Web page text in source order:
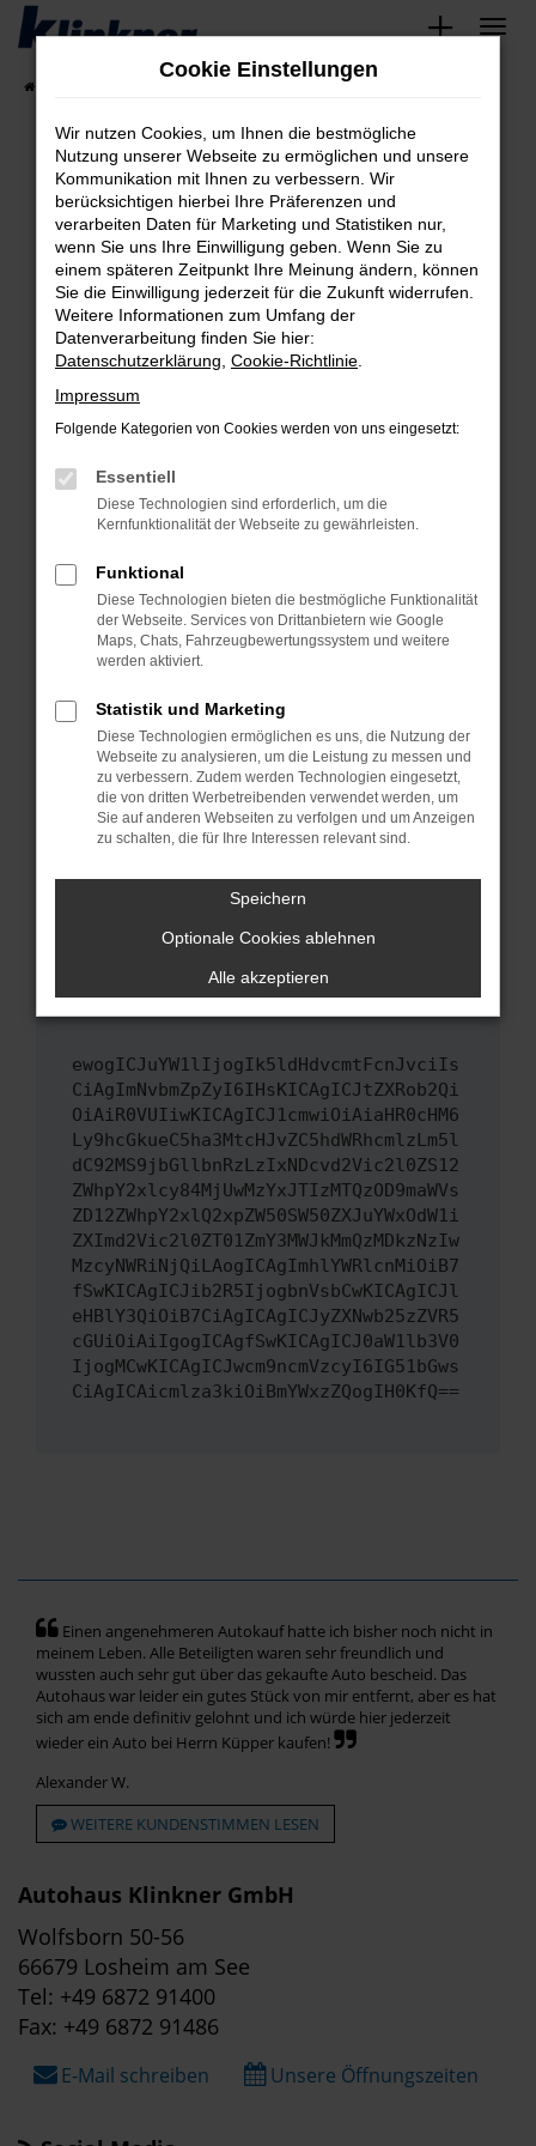
Zum
springen
Fehler: Network Error
Beim Laden ist ein Fehler aufgetreten.
Hier sind ein paar Tipps, die dir helfen können:
Überprüfe deine Firewall und deine
Internetverbindung.
Laden andere Webseiten, zum Beispiel deine
Suchmaschine?
Prüfe deine Browsererweiterungen.
können das Laden bestimmter Seiten
verhindern. Funktioniert die Seite in einem
anderen Browser oder in einem privaten
Starte dein Gerät neu.
Das kann manchmal helfen, vorübergehende
Probleme zu beheben.
Betriebssystem auf dem neuesten Stand
sind.
Veraltete Software birgt nicht nur ein
Sicherheitsrisiko, sondern kann auch dazu
führen, dass bestimmte Funktionen nicht mehr
unterstützt werden.
Wende dich an den Webseitenbetreiber.
Wenn du alle oben genannten Schritte versucht
hast, kontaktiere uns bitte. Wir werden
versuchen, das Problem zu beheben. Du kannst
uns diesen Text schicken, um uns bei der
ewogICJuYW1lIjogIk5ldHdvcmtFcnJvciIs
CiAgImNvbmZpZyI6IHsKICAgICJtZXRob2Qi
OiAiR0VUIiwKICAgICJ1cmwiOiAiaHR0cHM6
Ly9hcGkueC5ha3MtcHJvZC5hdWRhcmlzLm5l
dC92MS9jbGllbnRzLzIxNDcvd2Vic2l0ZS12
ZWhpY2xlcy84MjUwMzYxJTIzMTQzOD9maWVs
ZD12ZWhpY2xlQ2xpZW50SW50ZXJuYWxOdW1i
ZXImd2Vic2l0ZT01ZmY3MWJkMmQzMDkzNzIw
MzcyNWRiNjQiLAogICAgImhlYWRlcnMiOiB7
fSwKICAgICJib2R5IjogbnVsbCwKICAgICJl
eHBlY3QiOiB7CiAgICAgICJyZXNwb25zZVR5
cGUiOiAiIgogICAgfSwKICAgICJ0aW1lb3V0
IjogMCwKICAgICJwcm9ncmVzcyI6IG51bGws
CiAgICAicmlza3kiOiBmYWxzZQogIH0KfQ==
Einen angenehmeren Autokauf hatte ich bisher noch nicht in
meinem Leben. Alle Beteiligten waren sehr freundlich und
wussten auch sehr gut über das gekaufte Auto bescheid. Das
Autohaus war leider ein gutes Stück von mir entfernt, aber es hat
sich am ende definitiv gelohnt und ich würde hier jederzeit
wieder ein Auto bei Herrn Küpper kaufen!
Alexander W.
WEITERE KUNDENSTIMMEN LESEN
Autohaus Klinkner GmbH
Wolfsborn 50-56
66679 Losheim am See
Tel: +49 6872 91400
Fax: +49 6872 91486
E-Mail schreiben Unsere Öffnungszeiten
Cookie Einstellungen
Wir nutzen Cookies, um Ihnen die bestmögliche
Nutzung unserer Webseite zu ermöglichen und unsere
Kommunikation mit Ihnen zu verbessern. Wir
berücksichtigen hierbei Ihre Präferenzen und
verarbeiten Daten für Marketing und Statistiken nur,
wenn Sie uns Ihre Einwilligung geben. Wenn Sie zu
einem späteren Zeitpunkt Ihre Meinung ändern, können
Sie die Einwilligung jederzeit für die Zukunft widerrufen.
Weitere Informationen zum Umfang der
Datenverarbeitung finden Sie hier:
Datenschutzerklärung Cookie-Richtlinie
Impressum
Folgende Kategorien von Cookies werden von uns eingesetzt:
Essentiell
Diese Technologien sind erforderlich, um die
Kernfunktionalität der Webseite zu gewährleisten.
Funktional
Diese Technologien bieten die bestmögliche Funktionalität
der Webseite. Services von Drittanbietern wie Google
Maps, Chats, Fahrzeugbewertungssystem und weitere
werden aktiviert.
Statistik und Marketing
Diese Technologien ermöglichen es uns, die Nutzung der
Webseite zu analysieren, um die Leistung zu messen und
zu verbessern. Zudem werden Technologien eingesetzt,
die von dritten Werbetreibenden verwendet werden, um
Sie auf anderen Webseiten zu verfolgen und um Anzeigen
zu schalten, die für Ihre Interessen relevant sind.
Speichern
Optionale Cookies ablehnen
Alle akzeptieren